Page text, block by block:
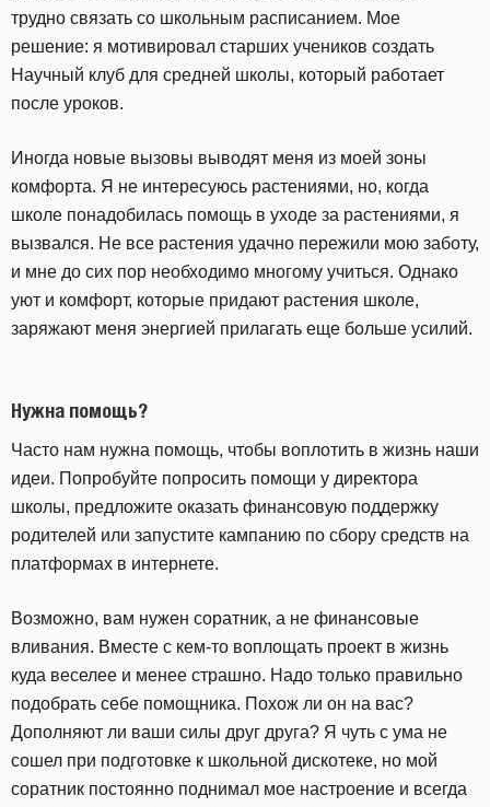
трудно связать со школьным расписанием. Мое
решение: я мотивировал старших учеников создать
Научный клуб для средней школы, который работает
после уроков.
Иногда новые вызовы выводят меня из моей зоны
комфорта. Я не интересуюсь растениями, но, когда
школе понадобилась помощь в уходе за растениями, я
вызвался. Не все растения удачно пережили мою заботу,
и мне до сих пор необходимо многому учиться. Однако
уют и комфорт, которые придают растения школе,
заряжают меня энергией прилагать еще больше усилий.
Нужна помощь?
Часто нам нужна помощь, чтобы воплотить в жизнь наши
идеи. Попробуйте попросить помощи у директора
школы, предложите оказать финансовую поддержку
родителей или запустите кампанию по сбору средств на
платформах в интернете.
Возможно, вам нужен соратник, а не финансовые
вливания. Вместе с кем-то воплощать проект в жизнь
куда веселее и менее страшно. Надо только правильно
подобрать себе помощника. Похож ли он на вас?
Дополняют ли ваши силы друг друга? Я чуть с ума не
сошел при подготовке к школьной дискотеке, но мой
соратник постоянно поднимал мое настроение и всегда